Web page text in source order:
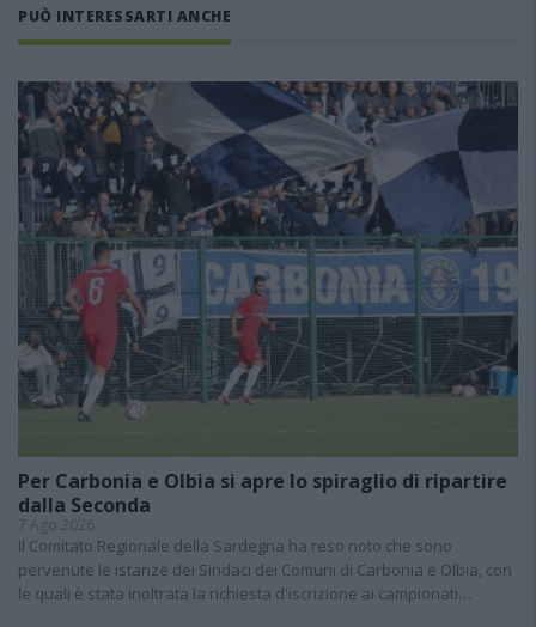
PUÒ INTERESSARTI ANCHE
Per Carbonia e Olbia si apre lo spiraglio di ripartire
dalla Seconda
7 Ago 2026
Il Comitato Regionale della Sardegna ha reso noto che sono
pervenute le istanze dei Sindaci dei Comuni di Carbonia e Olbia, con
le quali è stata inoltrata la richiesta d'iscrizione ai campionati…